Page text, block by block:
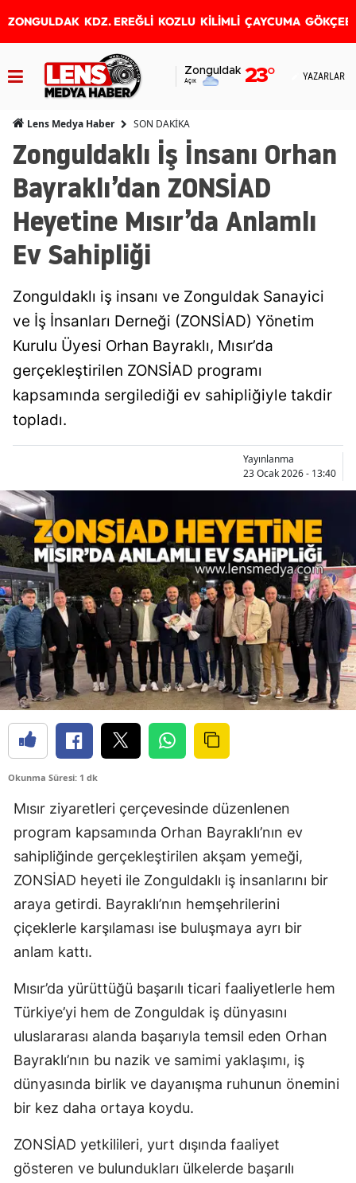
ZONGULDAK KDZ. EREĞLİ KOZLU KİLİMLİ ÇAYCUMA
Zonguldak
Açık 23° YAZARLAR
Lens Medya Haber SON DAKİKA
Zonguldaklı İş İnsanı Orhan
Bayraklı’dan ZONSİAD
Heyetine Mısır’da Anlamlı
Ev Sahipliği
Zonguldaklı iş insanı ve Zonguldak Sanayici
ve İş İnsanları Derneği (ZONSİAD) Yönetim
Kurulu Üyesi Orhan Bayraklı, Mısır’da
gerçekleştirilen ZONSİAD programı
kapsamında sergilediği ev sahipliğiyle takdir
topladı.
Yayınlanma
23 Ocak 2026 - 13:40
Okunma Süresi: 1 dk
Mısır ziyaretleri çerçevesinde düzenlenen
program kapsamında Orhan Bayraklı’nın ev
sahipliğinde gerçekleştirilen akşam yemeği,
ZONSİAD heyeti ile Zonguldaklı iş insanlarını bir
araya getirdi. Bayraklı’nın hemşehrilerini
çiçeklerle karşılaması ise buluşmaya ayrı bir
anlam kattı.
Mısır’da yürüttüğü başarılı ticari faaliyetlerle hem
Türkiye’yi hem de Zonguldak iş dünyasını
uluslararası alanda başarıyla temsil eden Orhan
Bayraklı’nın bu nazik ve samimi yaklaşımı, iş
dünyasında birlik ve dayanışma ruhunun önemini
bir kez daha ortaya koydu.
ZONSİAD yetkilileri, yurt dışında faaliyet
gösteren ve bulundukları ülkelerde başarılı